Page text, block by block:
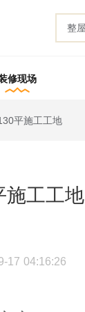
修现场
平施工工地
施工工地
17 04:16:26